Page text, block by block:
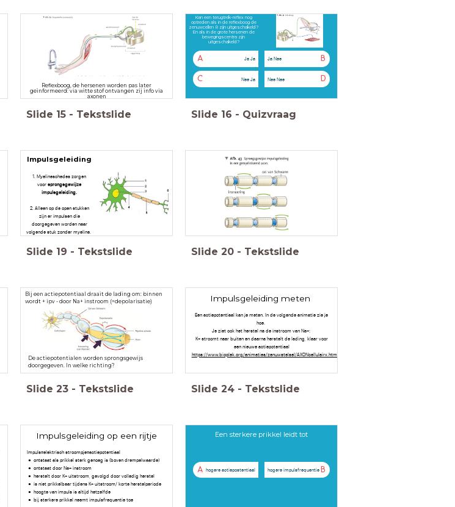
Reflexboog, de hersenen worden pas later
geïnformeerd: via witte stof ontvangen zij info via
axonen
Slide 15 - Tekstslide
Kan een terugtrek-reflex nog
optreden als in de reflexboog de
zenuwcellen R zijn uitgeschakeld?
En als in de grote hersenen de
bewegingscentra zijn
uitgeschakeld?
A Ja Ja B
Ja Nee
C Nee Ja D
Nee Nee
Slide 16 - Quizvraag
Impulsgeleiding
1. Myelineschedes zorgen
voorsprongsgewijze
impulsgeleiding.
2. Alleen op de open stukken
zijn er impulsen die
doorgegeven worden naar
volgende stuk zonder myeline.
Slide 19 - Tekstslide Slide 20 - Tekstslide
De actiepotentialen worden sprongsgewijs
doorgegeven. In welke richting?
Bij een actiepotentiaal draait de lading om: binnen
wordt + ipv - door Na+ instroom (=depolarisatie)
Slide 23 - Tekstslide
Impulsgeleiding meten
Een actiepotentiaal kan je meten. In de volgende animatie zie je
hoe.
Je ziet ook het herstel na de instroom van Na+:
K+ stroomt naar buiten en daarna herstelt de lading, klaar voor
een nieuwe actiepotentiaal
https://www.bioplek.org/animaties/zenuwstelsel/AXONcellulairx.html
Slide 24 - Tekstslide
Impulsgeleiding op een rijtje
Impuls=elektrisch stroompje=actiepotentiaal
ontstaat als prikkel sterk genoeg is (boven drempelwaarde)
ontstaat door Na+ instroom
herstelt door K+ uitstroom, gevolgd door volledig herstel
is niet prikkelbaar tijdens K+ uitstroom/ korte herstelperiode
hoogte van impuls is altijd hetzelfde
bij sterkere prikkel neemt impulsfrequentie toe
Een sterkere prikkel leidt tot
A hogere actiepostentiaal B
hogere impulsfrequentie